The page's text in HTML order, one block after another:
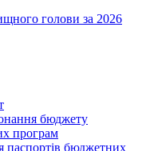
голови за 2026
бюджету
програм
паспортів бюджетних